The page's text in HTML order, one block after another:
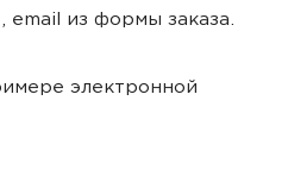
из формы заказа.
электронной